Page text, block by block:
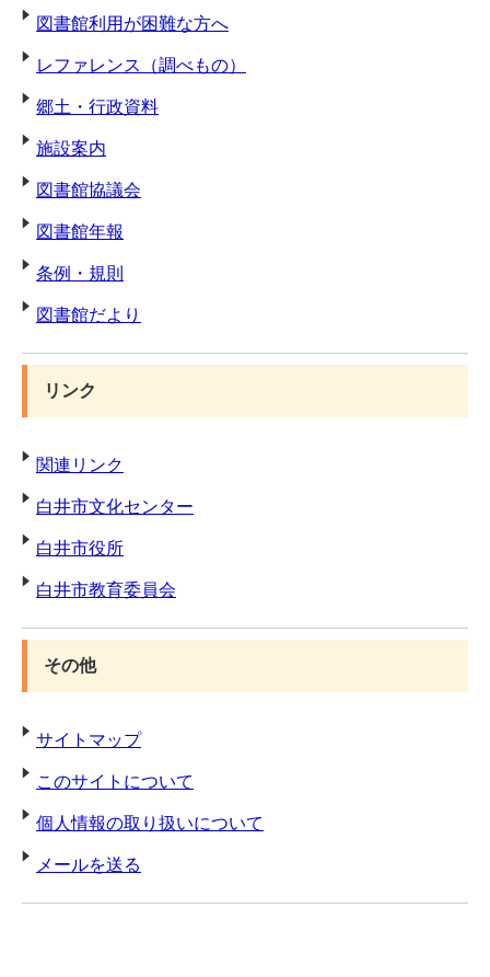
図書館利用が困難な方へ
レファレンス（調べもの）
郷土・行政資料
施設案内
図書館協議会
図書館年報
条例・規則
図書館だより
リンク
関連リンク
白井市文化センター
白井市役所
白井市教育委員会
その他
サイトマップ
このサイトについて
個人情報の取り扱いについて
メールを送る